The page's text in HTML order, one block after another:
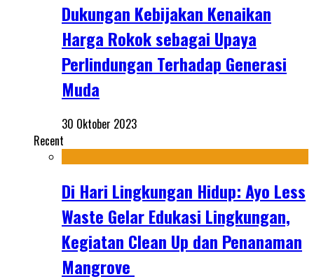
Dukungan Kebijakan Kenaikan
Harga Rokok sebagai Upaya
Perlindungan Terhadap Generasi
Muda
30 Oktober 2023
Recent
Di Hari Lingkungan Hidup: Ayo Less
Waste Gelar Edukasi Lingkungan,
Kegiatan Clean Up dan Penanaman
Mangrove